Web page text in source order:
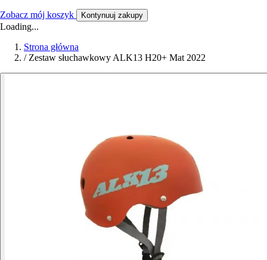
Zobacz mój koszyk Kontynuuj zakupy
Loading...
Strona główna
/ Zestaw słuchawkowy ALK13 H20+ Mat 2022